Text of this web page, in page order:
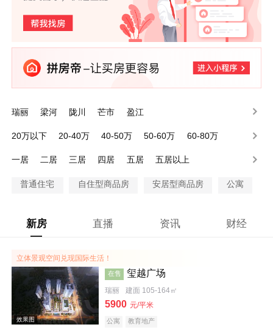
瑞丽 梁河 陇川 芒市 盈江
20万以下 20-40万 40-50万 50-60万
60-80万
一居
二居 三居 四居 五居 五居以上
普通住宅 自住型商品房 安居型商品房 公寓
新房 直播 资讯 财经
立体景观空间兑现国际生活！
在售 玺越广场
瑞丽 建面 105-164㎡
5900 元/平米
公寓 教育地产